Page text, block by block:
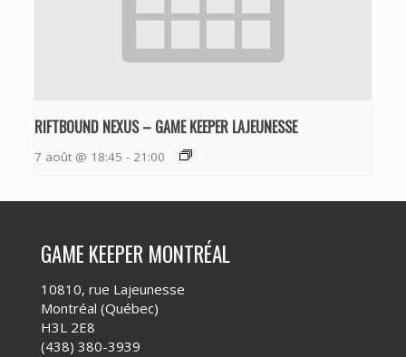
RIFTBOUND NEXUS – GAME KEEPER LAJEUNESSE
7 août @ 18:45 - 21:00
GAME KEEPER MONTRÉAL
10810, rue Lajeunesse
Montréal (Québec)
H3L 2E8
(438) 380-3939